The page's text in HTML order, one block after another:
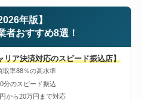
年版】
者おすすめ8選！
リア決済対応のスピード振込店】
取率88％の高水準
分のスピード振込
から20万円まで対応